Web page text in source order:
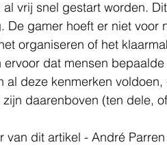
vrij snel gestart worden.
De gamer hoeft er niet voor
organiseren of het
dat mensen
al deze kenmerken
daarenboven (ten dele,
dit artikel - André